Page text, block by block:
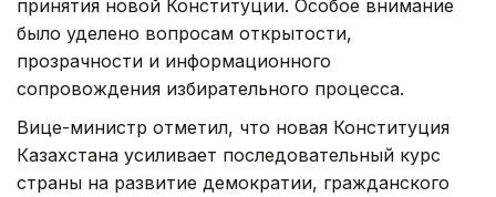
принятия новой Конституции. Особое внимание
было уделено вопросам открытости,
прозрачности и информационного
сопровождения избирательного процесса.
Вице-министр отметил, что новая Конституция
Казахстана усиливает последовательный курс
страны на развитие демократии, гражданского